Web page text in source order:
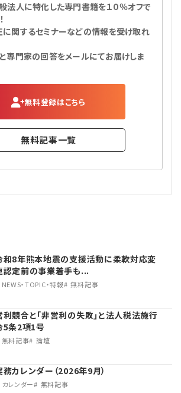
法人に特化した専門書籍を１０％オフで
関するセミナーなどの情報を受け取れ
専門家の回答をメールにてお届けしま
無料登録はこちら
無料記事一覧
和8年熊本地震の支援活動に柔軟対応変
認定前の事業着手も...
NEWS・TOPIC・特報 無料記事
利競合と｢非営利の失敗｣と法人税法施行
5条2項1号
無料記事 論壇
務カレンダー（2026年9月）
カレンダー 無料記事